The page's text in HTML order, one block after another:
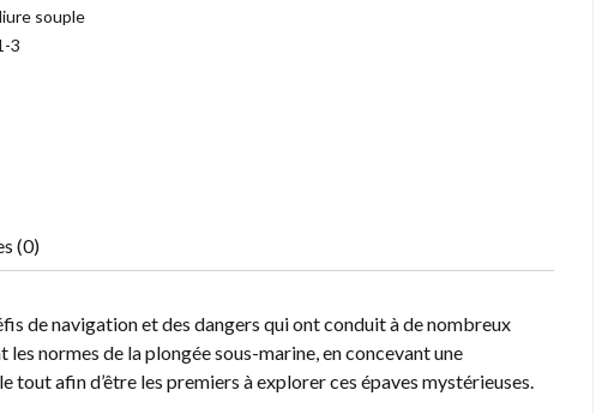
souple
3
(0)
de navigation et des dangers qui ont conduit à de nombreux
normes de la plongée sous-marine, en concevant une
afin d’être les premiers à explorer ces épaves mystérieuses.